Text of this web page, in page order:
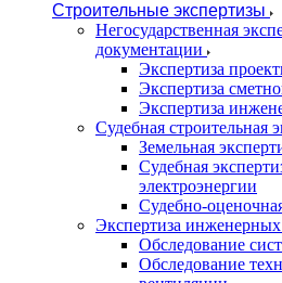
Строительные экспертизы
Негосударственная
документации
Экспертиза
Экспертиза
Экспертиза
Судебная строительная
Земельная
Судебная
электроэнергии
Судебно-
Экспертиза
Обследование
Обследование